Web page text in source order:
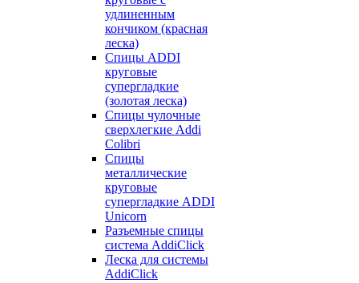
удлиненным
кончиком (красная
леска)
Спицы ADDI
круговые
супергладкие
(золотая леска)
Спицы чулочные
сверхлегкие Addi
Colibri
Спицы
металлические
круговые
супергладкие ADDI
Unicorn
Разъемные спицы
система AddiClick
Леска для системы
AddiClick